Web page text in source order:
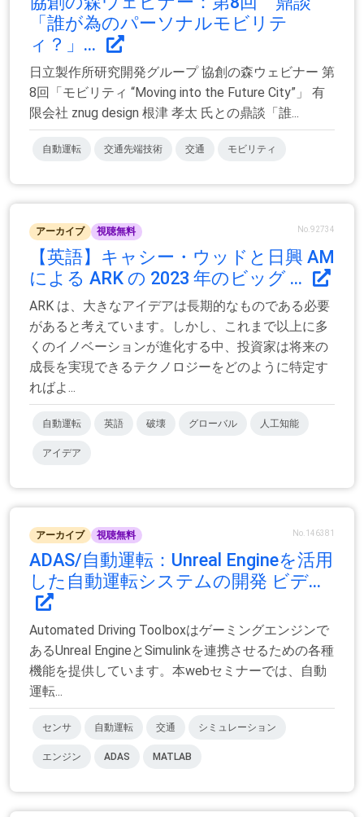
「誰が為のパーソナルモビリテ
ィ？」...
日立製作所研究開発グループ 協創の森ウェビナー 第
8回「モビリティ “Moving into the Future City”」 有
限会社 znug design 根津 孝太 氏との鼎談「誰...
自動運転 交通先端技術 交通 モビリティ
アーカイブ 視聴無料 No.92734
【英語】キャシー・ウッドと日興 AM
による ARK の 2023 年のビッグ ...
ARK は、大きなアイデアは長期的なものである必要
があると考えています。しかし、これまで以上に多
くのイノベーションが進化する中、投資家は将来の
成長を実現できるテクノロジーをどのように特定す
ればよ...
自動運転 英語 破壊 グローバル 人工知能
アイデア
アーカイブ 視聴無料 No.146381
ADAS/自動運転：Unreal Engineを活用
した自動運転システムの開発 ビデ...
Automated Driving Toolboxはゲーミングエンジンで
あるUnreal EngineとSimulinkを連携させるための各種
機能を提供しています。本webセミナーでは、自動
運転...
センサ 自動運転 交通 シミュレーション
エンジン ADAS MATLAB